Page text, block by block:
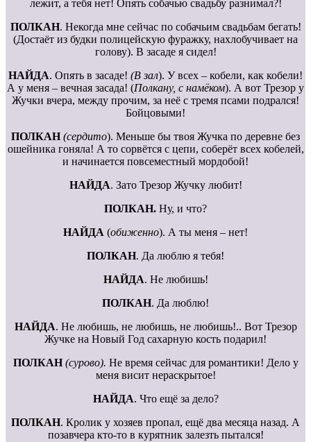
лежит, а тебя нет! Опять собачью свадьбу разнимал?!
ПОЛКАН. Некогда мне сейчас по собачьим свадьбам бегать!
(Достаёт из будки полицейскую фуражку, нахлобучивает на
голову). В засаде я сидел!
НАЙДА. Опять в засаде! (В зал). У всех – кобели, как кобели!
А у меня – вечная засада! (Полкану, с намёком). А вот Трезор у
Жучки вчера, между прочим, за неё с тремя псами подрался!
Бойцовыми!
ПОЛКАН(сердито). Меньше бы твоя Жучка по деревне без
ошейника гоняла! А то сорвётся с цепи, соберёт всех кобелей,
и начинается повсеместный мордобой!
НАЙДА. Зато Трезор Жучку любит!
ПОЛКАН. Ну, и что?
НАЙДА (обиженно). А ты меня – нет!
ПОЛКАН. Да люблю я тебя!
НАЙДА. Не любишь!
ПОЛКАН. Да люблю!
НАЙДА. Не любишь, не любишь, не любишь!.. Вот Трезор
Жучке на Новый Год сахарную кость подарил!
ПОЛКАН(сурово). Не время сейчас для романтики! Дело у
меня висит нераскрытое!
НАЙДА. Что ещё за дело?
ПОЛКАН. Кролик у хозяев пропал, ещё два месяца назад. А
позавчера кто-то в курятник залезть пытался!